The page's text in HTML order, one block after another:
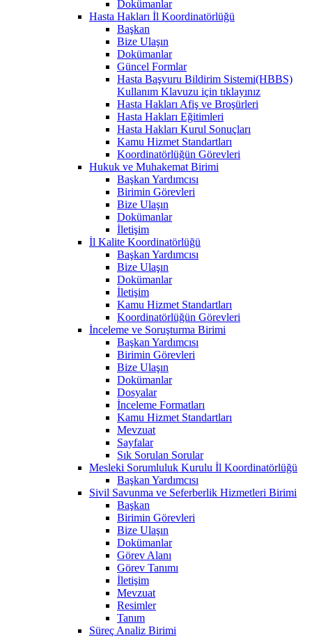
Dokümanlar
Hasta Hakları İl Koordinatörlüğü
Başkan
Bize Ulaşın
Dokümanlar
Güncel Formlar
Hasta Başvuru Bildirim Sistemi(HBBS)
Kullanım Klavuzu için tıklayınız
Hasta Hakları Afiş ve Broşürleri
Hasta Hakları Eğitimleri
Hasta Hakları Kurul Sonuçları
Kamu Hizmet Standartları
Koordinatörlüğün Görevleri
Hukuk ve Muhakemat Birimi
Başkan Yardımcısı
Birimin Görevleri
Bize Ulaşın
Dokümanlar
İletişim
İl Kalite Koordinatörlüğü
Başkan Yardımcısı
Bize Ulaşın
Dokümanlar
İletişim
Kamu Hizmet Standartları
Koordinatörlüğün Görevleri
İnceleme ve Soruşturma Birimi
Başkan Yardımcısı
Birimin Görevleri
Bize Ulaşın
Dokümanlar
Dosyalar
İnceleme Formatları
Kamu Hizmet Standartları
Mevzuat
Sayfalar
Sık Sorulan Sorular
Mesleki Sorumluluk Kurulu İl Koordinatörlüğü
Başkan Yardımcısı
Sivil Savunma ve Seferberlik Hizmetleri Birimi
Başkan
Birimin Görevleri
Bize Ulaşın
Dokümanlar
Görev Alanı
Görev Tanımı
İletişim
Mevzuat
Resimler
Tanım
Süreç Analiz Birimi